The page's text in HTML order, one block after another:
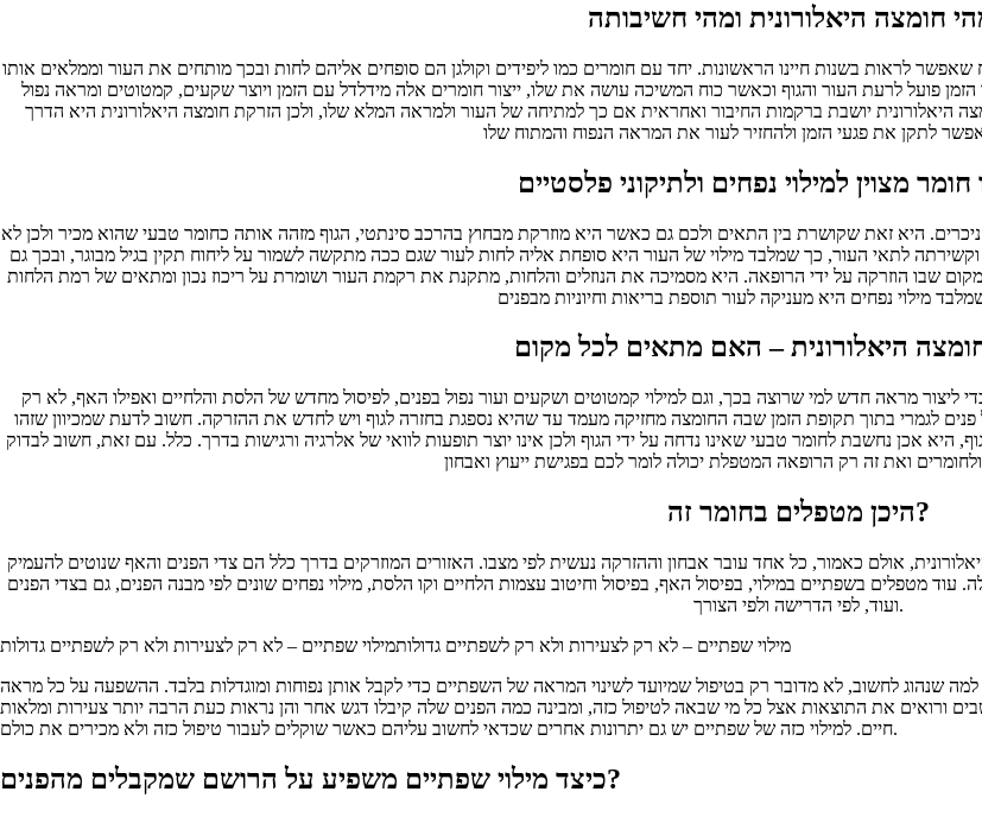
לראות בשנות חיינו הראשונות. יחד עם חומרים כמו ליפידים וקולגן הם סופחים אליהם לחות ובכך מותחים את העור וממלאים אותו
פועל לרעת העור והגוף וכאשר כוח המשיכה עושה את שלו, ייצור חומרים אלה מידלדל עם הזמן ויוצר שקעים, קמטוטים ומראה נפול
היאלורונית יושבת ברקמות החיבור ואחראית אם כך למתיחה של העור ולמראה המלא שלו, ולכן הזרקת חומצה היאלורונית היא הדרך
ניכרים. היא זאת שקושרת בין התאים ולכם גם כאשר היא מוזרקת מבחוץ בהרכב סינתטי, הגוף מזהה אותה כחומר טבעי שהוא מכיר ולכן לא
לתאי העור, כך שמלבד מילוי של העור היא סופחת אליה לחות לעור שגם ככה מתקשה לשמור על ליחוח תקין בגיל מבוגר, ובכך גם
שבו הוזרקה על ידי הרופאה. היא מסמיכה את הנוזלים והלחות, מתקנת את רקמת העור ושומרת על ריכוז נכון ומתאים של רמת הלחות
ליצור מראה חדש למי שרוצה בכך, וגם למילוי קמטוטים ושקעים ועור נפול בפנים, לפיסול מחדש של הלסת והלחיים ואפילו האף, לא רק
לגמרי בתוך תקופת הזמן שבה החומצה מחזיקה מעמד עד שהיא נספגת בחזרה לגוף ויש לחדש את ההזרקה. חשוב לדעת שמכיוון שזהו
אכן נחשבת לחומר טבעי שאינו נדחה על ידי הגוף ולכן אינו יוצר תופעות לוואי של אלרגיה ורגישות בדרך. כלל. עם זאת, חשוב לבדוק
היכן מטפלים בחומר זה?
אולם כאמור, כל אחד עובר אבחון וההזרקה נעשית לפי מצבו. האזורים המוזרקים בדרך כלל הם צדי הפנים והאף שנוטים להעמיק
עוד מטפלים בשפתיים במילוי, בפיסול האף, בפיסול וחיטוב עצמות הלחיים וקו הלסת, מילוי נפחים שונים לפי מבנה הפנים, גם בצדי הפנים
ועוד, לפי הדרישה ולפי הצורך.
מילוי שפתיים – לא רק לצעירות ולא רק לשפתיים גדולותמילוי שפתיים – לא רק לצעירות ולא רק לשפתיים גדולות
למה שנהוג לחשוב, לא מדובר רק בטיפול שמיועד לשינוי המראה של השפתיים כדי לקבל אותן נפוחות ומוגדלות בלבד. ההשפעה על כל מראה
ורואים את התוצאות אצל כל מי שבאה לטיפול כזה, ומבינה כמה הפנים שלה קיבלו דגש אחר והן נראות כעת הרבה יותר צעירות ומלאות
חיים. למילוי כזה של שפתיים יש גם יתרונות אחרים שכדאי לחשוב עליהם כאשר שוקלים לעבור טיפול כזה ולא מכירים את כולם.
כיצד מילוי שפתיים משפיע על הרושם שמקבלים מהפנים?